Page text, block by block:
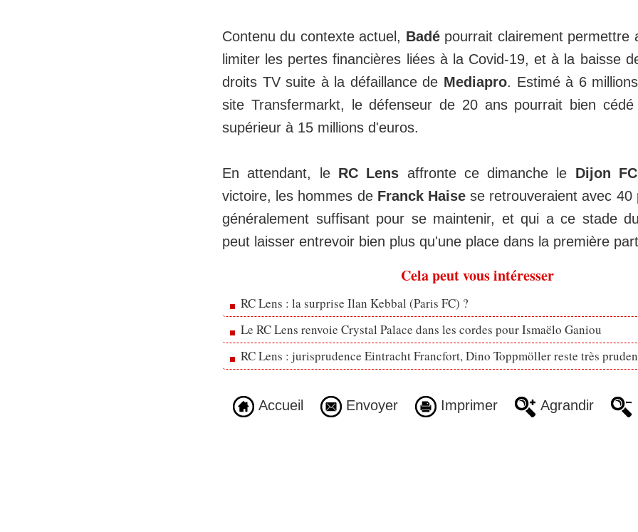
Contenu du contexte actuel, Badépourrait clairement permettre
limiter les pertes financières liées à la Covid-19, et à la baisse
droits TV suite à la défaillance de Mediapro. Estimé à 6
site Transfermarkt, le défenseur de 20 ans pourrait bien
supérieur à 15 millions d'euros.
En attendant, le RC Lens affronte ce dimanche le Dijon
victoire, les hommes de Franck Haisese retrouveraient avec 40
généralement suffisant pour se maintenir, et qui a ce stade
peut laisser entrevoir bien plus qu'une place dans la première
Cela peut vous intéresser
RC Lens : la surprise Ilan Kebbal (Paris FC) ?
Le RC Lens renvoie Crystal Palace dans les cordes pour Ismaëlo Ganiou
RC Lens : jurisprudence Eintracht Francfort, Dino Toppmöller reste très
Accueil Envoyer Imprimer Agrandir